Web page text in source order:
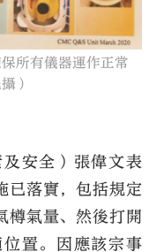
所有儀器運作正常
）
安全）張偉文表
已落實，包括規定
樽氣量、然後打開
置。因應該宗事